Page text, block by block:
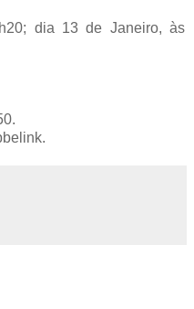
dia 13 de Janeiro, às